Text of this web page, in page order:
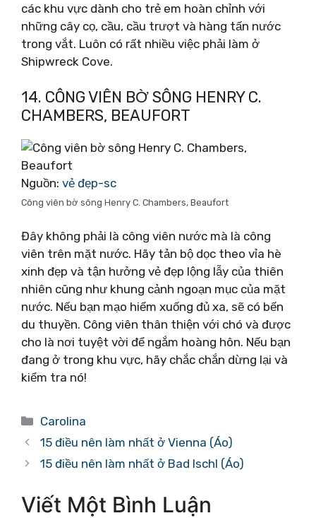
các khu vực dành cho trẻ em hoàn chỉnh với
những cây cọ, cầu, cầu trượt và hàng tấn nước
trong vắt. Luôn có rất nhiều việc phải làm ở
Shipwreck Cove.
14. CÔNG VIÊN BỜ SÔNG HENRY C.
CHAMBERS, BEAUFORT
Nguồn: vẻ đẹp-sc
Công viên bờ sông Henry C. Chambers, Beaufort
Đây không phải là công viên nước mà là công
viên trên mặt nước. Hãy tản bộ dọc theo vỉa hè
xinh đẹp và tận hưởng vẻ đẹp lộng lẫy của thiên
nhiên cũng như khung cảnh ngoạn mục của mặt
nước. Nếu bạn mạo hiểm xuống đủ xa, sẽ có bến
du thuyền. Công viên thân thiện với chó và được
cho là nơi tuyệt vời để ngắm hoàng hôn. Nếu bạn
đang ở trong khu vực, hãy chắc chắn dừng lại và
kiểm tra nó!
Danh
mục
Carolina
15 điều nên làm nhất ở Vienna (Áo)
15 điều nên làm nhất ở Bad Ischl (Áo)
Viết Một Bình Luận